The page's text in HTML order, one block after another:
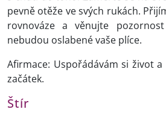
pevně otěže ve svých rukách.
rovnováze a věnujte
nebudou oslabené vaše plíce.
Afirmace: Uspořádávám si život
začátek.
Štír